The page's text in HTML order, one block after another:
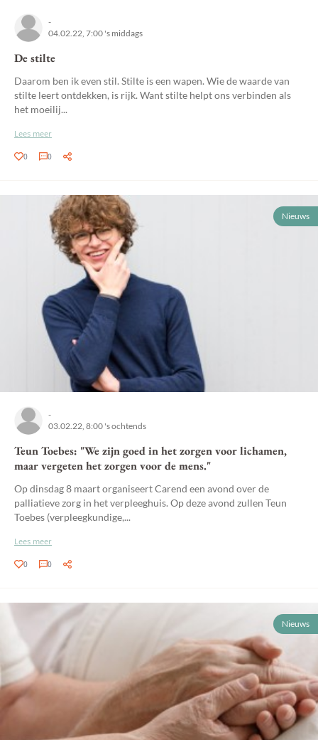
-
04.02.22, 7:00 's middags
De stilte
Daarom ben ik even stil. Stilte is een wapen. Wie de waarde van
stilte leert ontdekken, is rijk. Want stilte helpt ons verbinden als
het moeilij...
Lees meer
0 0
Nieuws
-
03.02.22, 8:00 's ochtends
Teun Toebes: "We zijn goed in het zorgen voor lichamen,
maar vergeten het zorgen voor de mens."
Op dinsdag 8 maart organiseert Carend een avond over de
palliatieve zorg in het verpleeghuis. Op deze avond zullen Teun
Toebes (verpleegkundige,...
Lees meer
0 0
Nieuws